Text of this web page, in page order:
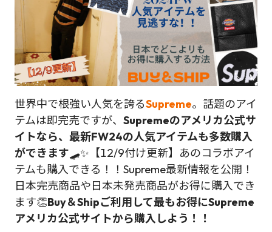
世界中で根強い人気を誇るSupreme。話題のアイ
テムは即完売ですが、 Supremeのアメリカ公式サ
イトなら、最新FW24の人気アイテムも多数購入
ができます🛹✨【12/9付け更新】あのコラボアイ
テムも購入できる！！Supreme最新情報を公開！
日本完売商品や日本未発売商品がお得に購入でき
ます👏Buy＆Shipご利用して最もお得にSupreme
アメリカ公式サイトから購入しよう！！